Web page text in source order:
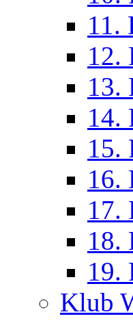
11.
12.
13.
14.
15.
16.
17.
18.
19.
Klub